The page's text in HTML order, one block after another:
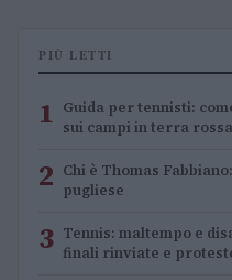
PIÙ LETTI
1 Guida per tennisti:
sui campi in terra rossa
2 Chi è Thomas
pugliese
3 Tennis: maltempo e
finali rinviate e